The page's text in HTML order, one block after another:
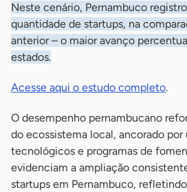
Neste cenário, Pernambuco
quantidade de startups, na
anterior – o maior avanço
estados.
Acesse aqui o estudo completo.
O desempenho pernambucano
do ecossistema local, ancorado por
tecnológicos e programas de
evidenciam a ampliação
startups em Pernambuco,